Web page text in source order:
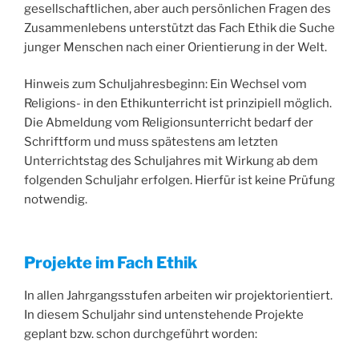
gesellschaftlichen, aber auch persönlichen Fragen des
Zusammenlebens unterstützt das Fach Ethik die Suche
junger Menschen nach einer Orientierung in der Welt.
Hinweis zum Schuljahresbeginn: Ein Wechsel vom
Religions- in den Ethikunterricht ist prinzipiell möglich.
Die Abmeldung vom Religionsunterricht bedarf der
Schriftform und muss spätestens am letzten
Unterrichtstag des Schuljahres mit Wirkung ab dem
folgenden Schuljahr erfolgen. Hierfür ist keine Prüfung
notwendig.
Projekte im Fach Ethik
In allen Jahrgangsstufen arbeiten wir projektorientiert.
In diesem Schuljahr sind untenstehende Projekte
geplant bzw. schon durchgeführt worden: